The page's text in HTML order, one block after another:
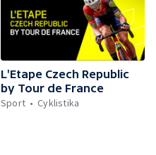
L'Etape Czech Republic
by Tour de France
Sport
Cyklistika